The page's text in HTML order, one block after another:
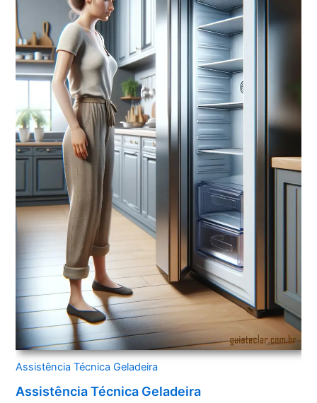
Assistência Técnica Geladeira
Assistência Técnica Geladeira